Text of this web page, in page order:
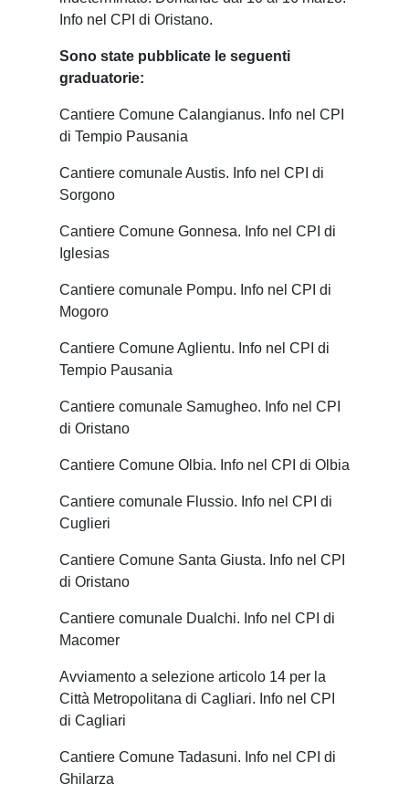
Info nel CPI di Oristano.
Sono state pubblicate le seguenti
graduatorie:
Cantiere Comune Calangianus. Info nel CPI
di Tempio Pausania
Cantiere comunale Austis. Info nel CPI di
Sorgono
Cantiere Comune Gonnesa. Info nel CPI di
Iglesias
Cantiere comunale Pompu. Info nel CPI di
Mogoro
Cantiere Comune Aglientu. Info nel CPI di
Tempio Pausania
Cantiere comunale Samugheo. Info nel CPI
di Oristano
Cantiere Comune Olbia. Info nel CPI di Olbia
Cantiere comunale Flussio. Info nel CPI di
Cuglieri
Cantiere Comune Santa Giusta. Info nel CPI
di Oristano
Cantiere comunale Dualchi. Info nel CPI di
Macomer
Avviamento a selezione articolo 14 per la
Città Metropolitana di Cagliari. Info nel CPI
di Cagliari
Cantiere Comune Tadasuni. Info nel CPI di
Ghilarza